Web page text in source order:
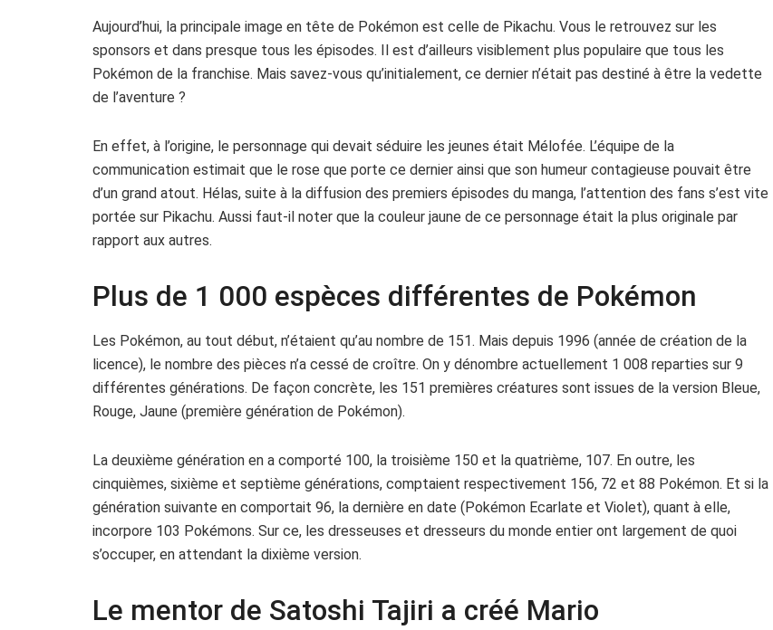
Aujourd’hui, la principale image en tête de Pokémon est celle de Pikachu. Vous le retrouvez sur les
sponsors et dans presque tous les épisodes. Il est d’ailleurs visiblement plus populaire que tous les
Pokémon de la franchise. Mais savez-vous qu’initialement, ce dernier n’était pas destiné à être la vedette
de l’aventure ?
En effet, à l’origine, le personnage qui devait séduire les jeunes était Mélofée. L’équipe de la
communication estimait que le rose que porte ce dernier ainsi que son humeur contagieuse pouvait être
d’un grand atout. Hélas, suite à la diffusion des premiers épisodes du manga, l’attention des fans s’est vite
portée sur Pikachu. Aussi faut-il noter que la couleur jaune de ce personnage était la plus originale par
rapport aux autres.
Plus de 1 000 espèces différentes de Pokémon
Les Pokémon, au tout début, n’étaient qu’au nombre de 151. Mais depuis 1996 (année de création de la
licence), le nombre des pièces n’a cessé de croître. On y dénombre actuellement 1 008 reparties sur 9
différentes générations. De façon concrète, les 151 premières créatures sont issues de la version Bleue,
Rouge, Jaune (première génération de Pokémon).
La deuxième génération en a comporté 100, la troisième 150 et la quatrième, 107. En outre, les
cinquièmes, sixième et septième générations, comptaient respectivement 156, 72 et 88 Pokémon. Et si la
génération suivante en comportait 96, la dernière en date (Pokémon Ecarlate et Violet), quant à elle,
incorpore 103 Pokémons. Sur ce, les dresseuses et dresseurs du monde entier ont largement de quoi
s’occuper, en attendant la dixième version.
Le mentor de Satoshi Tajiri a créé Mario